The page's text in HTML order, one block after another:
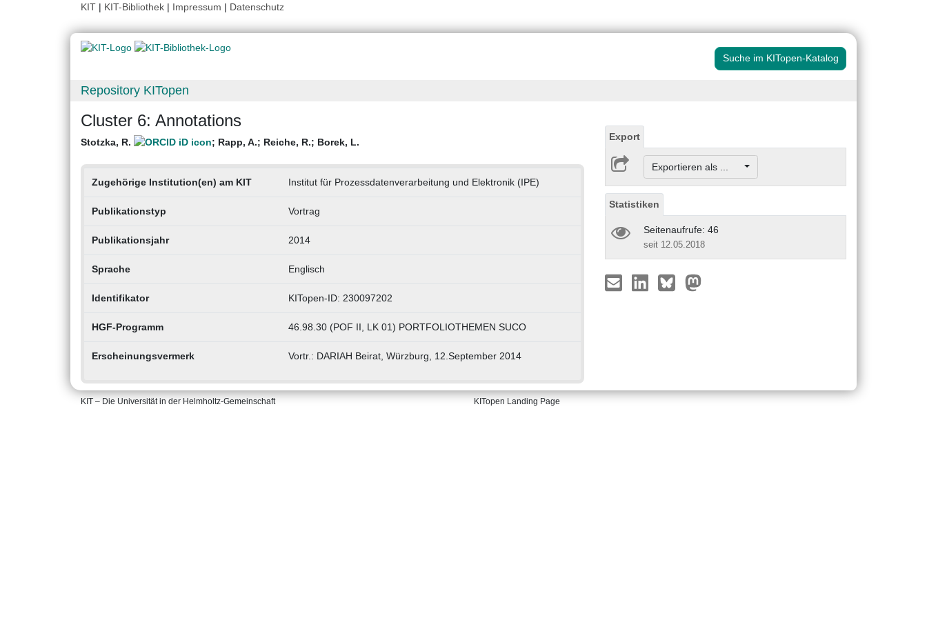
KIT | KIT-Bibliothek | Impressum | Datenschutz
Suche im KITopen-Katalog
Repository KITopen
Cluster 6: Annotations
Stotzka, R. ; Rapp, A.; Reiche, R.; Borek, L.
Zugehörige Institution(en) am KIT Institut für Prozessdatenverarbeitung und Elektronik (IPE)
Publikationstyp Vortrag
Publikationsjahr 2014
Sprache Englisch
Identifikator KITopen-ID: 230097202
HGF-Programm 46.98.30 (POF II, LK 01) PORTFOLIOTHEMEN SUCO
Erscheinungsvermerk Vortr.: DARIAH Beirat, Würzburg, 12.September 2014
Export
Exportieren als ...
Statistiken
Seitenaufrufe: 46
seit 12.05.2018
KIT – Die Universität in der Helmholtz-Gemeinschaft KITopen Landing Page